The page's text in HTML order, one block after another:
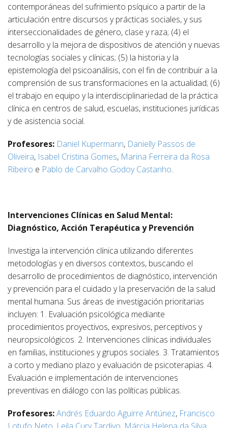
contemporáneas del sufrimiento psíquico a partir de la
articulación entre discursos y prácticas sociales, y sus
interseccionalidades de género, clase y raza; (4) el
desarrollo y la mejora de dispositivos de atención y nuevas
tecnologías sociales y clínicas; (5) la historia y la
epistemología del psicoanálisis, con el fin de contribuir a la
comprensión de sus transformaciones en la actualidad; (6)
el trabajo en equipo y la interdisciplinariedad de la práctica
clínica en centros de salud, escuelas, instituciones jurídicas
y de asistencia social.
Profesores: Daniel Kupermann, Danielly Passos de
Oliveira, Isabel Cristina Gomes, Marina Ferreira da Rosa
Ribeiro e Pablo de Carvalho Godoy Castanho.
Intervenciones Clínicas en Salud Mental:
Diagnóstico, Acción Terapéutica y Prevención
Investiga la intervención clínica utilizando diferentes
metodologías y en diversos contextos, buscando el
desarrollo de procedimientos de diagnóstico, intervención
y prevención para el cuidado y la preservación de la salud
mental humana. Sus áreas de investigación prioritarias
incluyen: 1. Evaluación psicológica mediante
procedimientos proyectivos, expresivos, perceptivos y
neuropsicológicos. 2. Intervenciones clínicas individuales
en familias, instituciones y grupos sociales. 3. Tratamientos
a corto y mediano plazo y evaluación de psicoterapias. 4.
Evaluación e implementación de intervenciones
preventivas en diálogo con las políticas públicas.
Profesores:Andrés Eduardo Aguirre Antúnez, Francisco